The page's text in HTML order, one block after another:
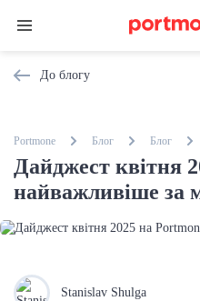
До блогу
Portmone Блог Блог
Дайджест квітня
найважливіше за
Stanislav Shulga